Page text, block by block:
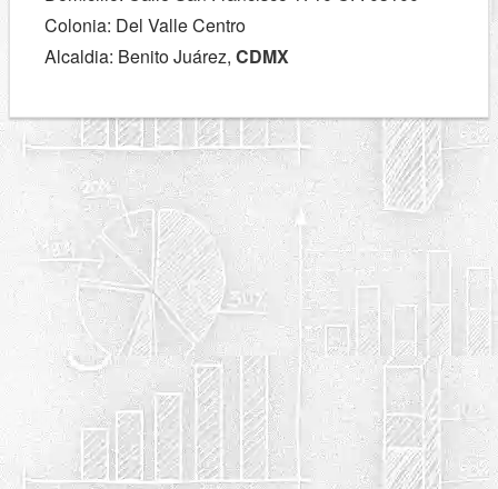
Colonia: Del Valle Centro
Alcaldia: Benito Juárez, CDMX